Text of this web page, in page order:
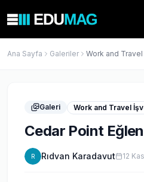
Ana Sayfa Galeriler Work and
Galeri Work and Travel
Cedar Point
R Rıdvan Karadavut 12